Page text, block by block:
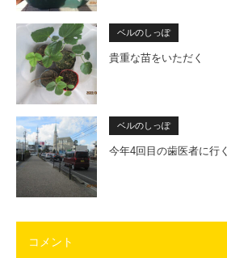
ベルのしっぽ
貴重な苗をいただく
ベルのしっぽ
今年4回目の歯医者に行く
コメント